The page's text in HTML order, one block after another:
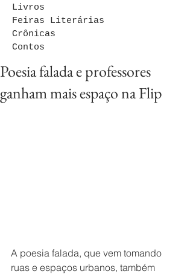
Livros
Feiras Literárias
Crônicas
Contos
Poesia falada e professores
ganham mais espaço na Flip
A poesia falada, que vem tomando
ruas e espaços urbanos, também